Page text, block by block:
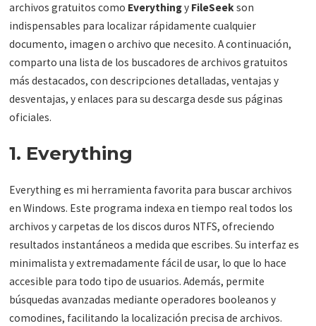
archivos gratuitos como Everythingy FileSeekson
indispensables para localizar rápidamente cualquier
documento, imagen o archivo que necesito. A continuación,
comparto una lista de los buscadores de archivos gratuitos
más destacados, con descripciones detalladas, ventajas y
desventajas, y enlaces para su descarga desde sus páginas
oficiales.
1. Everything
Everything es mi herramienta favorita para buscar archivos
en Windows. Este programa indexa en tiempo real todos los
archivos y carpetas de los discos duros NTFS, ofreciendo
resultados instantáneos a medida que escribes. Su interfaz es
minimalista y extremadamente fácil de usar, lo que lo hace
accesible para todo tipo de usuarios. Además, permite
búsquedas avanzadas mediante operadores booleanos y
comodines, facilitando la localización precisa de archivos.